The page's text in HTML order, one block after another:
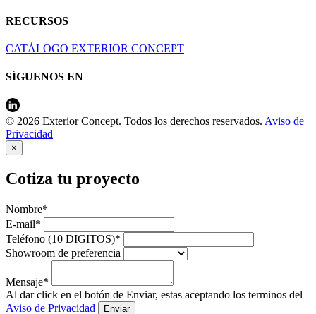
RECURSOS
CATÁLOGO EXTERIOR CONCEPT
SÍGUENOS EN
© 2026 Exterior Concept. Todos los derechos reservados. Aviso de
Privacidad
×
Cotiza tu proyecto
Nombre*
E-mail*
Teléfono (10 DIGITOS)*
Showroom de preferencia
Mensaje*
Al dar click en el botón de Enviar, estas aceptando los terminos del
Aviso de Privacidad